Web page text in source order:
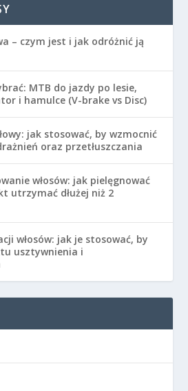
– czym jest i jak odróżnić ją
MTB do jazdy po lesie,
i hamulce (V-brake vs Disc)
jak stosować, by wzmocnić
oraz przetłuszczania
włosów: jak pielęgnować
utrzymać dłużej niż 2
włosów: jak je stosować, by
usztywnienia i